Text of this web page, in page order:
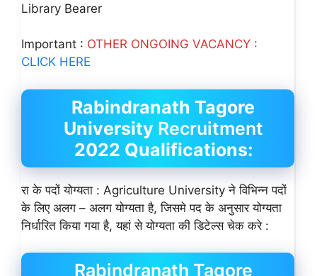
Library Bearer
Important : OTHER ONGOING VACANCY :
CLICK HERE
Rabindranath Tagore
University Recruitment
2022 Qualifications:
रा के पदों योग्यता : Agriculture University ने विभिन्न पदों
के लिए अलग – अलग योग्यता है, जिसमे पद के अनुसार योग्यता
निर्धारित किया गया है, यहां से योग्यता की डिटेल्स चेक करे :
Rabindranath Tagore